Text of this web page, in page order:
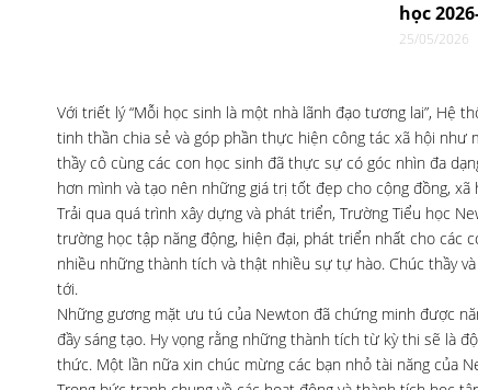
học
25/05/2026
Với triết lý “Mỗi học sinh là một nhà lãnh đạo tương lai”, Hệ
tinh thần chia sẻ và góp phần thực hiện công tác xã hội
thầy cô cùng các con học sinh đã thực sự có góc nhìn đa
hơn mình và tạo nên những giá trị tốt đẹp cho cộng đồng, xã
Trải qua quá trình xây dựng và phát triển, Trường Tiểu học
trường học tập năng động, hiện đại, phát triển nhất cho các
nhiều những thành tích và thật nhiều sự tự hào. Chúc thầy
tới.
Những gương mặt ưu tú của Newton đã chứng minh được
đầy sáng tạo. Hy vọng rằng những thành tích từ kỳ thi sẽ là
thức. Một lần nữa xin chúc mừng các bạn nhỏ tài năng của